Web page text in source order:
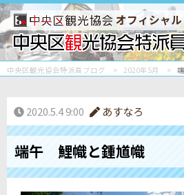
オフィシャル
中央区観光協会特派員ブログ 2020年5月
2020.5.4 9:00 あすなろ
端午 鯉幟と鍾馗幟